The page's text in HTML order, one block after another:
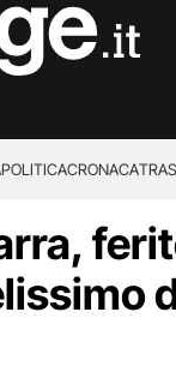
POLITICACRONACA